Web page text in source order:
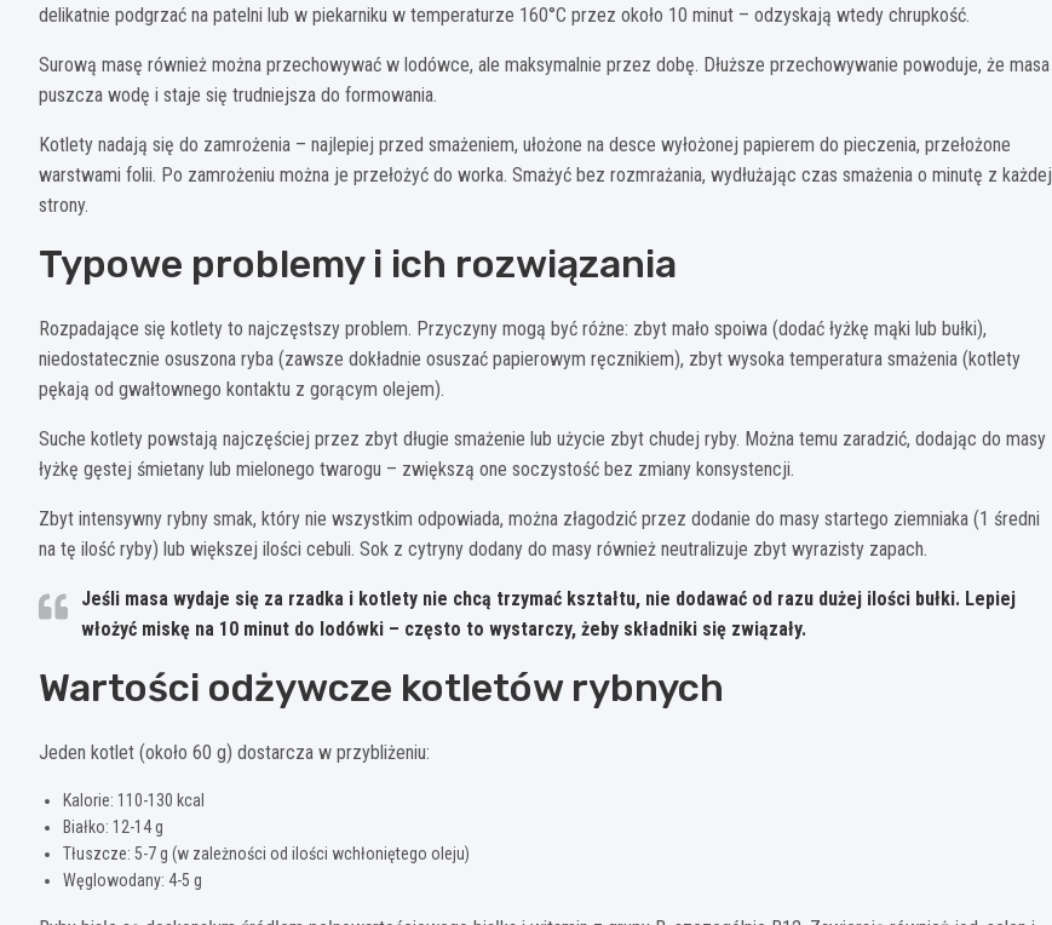
delikatnie podgrzać na patelni lub w piekarniku w temperaturze 160°C przez około 10 minut – odzyskają wtedy chrupkość.
Surową masę również można przechowywać w lodówce, ale maksymalnie przez dobę. Dłuższe przechowywanie powoduje, że masa
puszcza wodę i staje się trudniejsza do formowania.
Kotlety nadają się do zamrożenia – najlepiej przed smażeniem, ułożone na desce wyłożonej papierem do pieczenia, przełożone
warstwami folii. Po zamrożeniu można je przełożyć do worka. Smażyć bez rozmrażania, wydłużając czas smażenia o minutę z każdej
strony.
Typowe problemy i ich rozwiązania
Rozpadające się kotlety to najczęstszy problem. Przyczyny mogą być różne: zbyt mało spoiwa (dodać łyżkę mąki lub bułki),
niedostatecznie osuszona ryba (zawsze dokładnie osuszać papierowym ręcznikiem), zbyt wysoka temperatura smażenia (kotlety
pękają od gwałtownego kontaktu z gorącym olejem).
Suche kotlety powstają najczęściej przez zbyt długie smażenie lub użycie zbyt chudej ryby. Można temu zaradzić, dodając do masy
łyżkę gęstej śmietany lub mielonego twarogu – zwiększą one soczystość bez zmiany konsystencji.
Zbyt intensywny rybny smak, który nie wszystkim odpowiada, można złagodzić przez dodanie do masy startego ziemniaka (1 średni
na tę ilość ryby) lub większej ilości cebuli. Sok z cytryny dodany do masy również neutralizuje zbyt wyrazisty zapach.
Jeśli masa wydaje się za rzadka i kotlety nie chcą trzymać kształtu, nie dodawać od razu dużej ilości bułki. Lepiej
włożyć miskę na 10 minut do lodówki – często to wystarczy, żeby składniki się związały.
Wartości odżywcze kotletów rybnych
Jeden kotlet (około 60 g) dostarcza w przybliżeniu:
Kalorie: 110-130 kcal
Białko: 12-14 g
Tłuszcze: 5-7 g (w zależności od ilości wchłoniętego oleju)
Węglowodany: 4-5 g